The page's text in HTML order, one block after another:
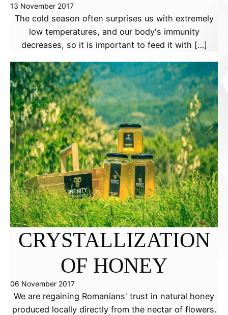
13 November 2017
The cold season often surprises us with extremely
low temperatures, and our body's immunity
decreases, so it is important to feed it with […]
CRYSTALLIZATION
OF HONEY
06 November 2017
We are regaining Romanians' trust in natural honey
produced locally directly from the nectar of flowers.